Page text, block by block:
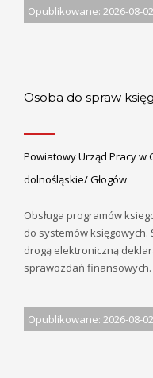
Opublikowane: 2026-08-02
Osoba do spraw
Powiatowy Urząd Pracy w
dolnośląskie/ Głogów
Obsługa programów
do systemów księgowych.
drogą elektroniczną
sprawozdań finansowych.
Opublikowane: 2026-08-02